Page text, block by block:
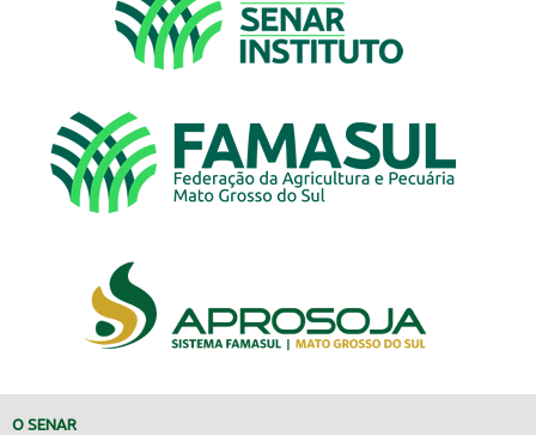
O SENAR